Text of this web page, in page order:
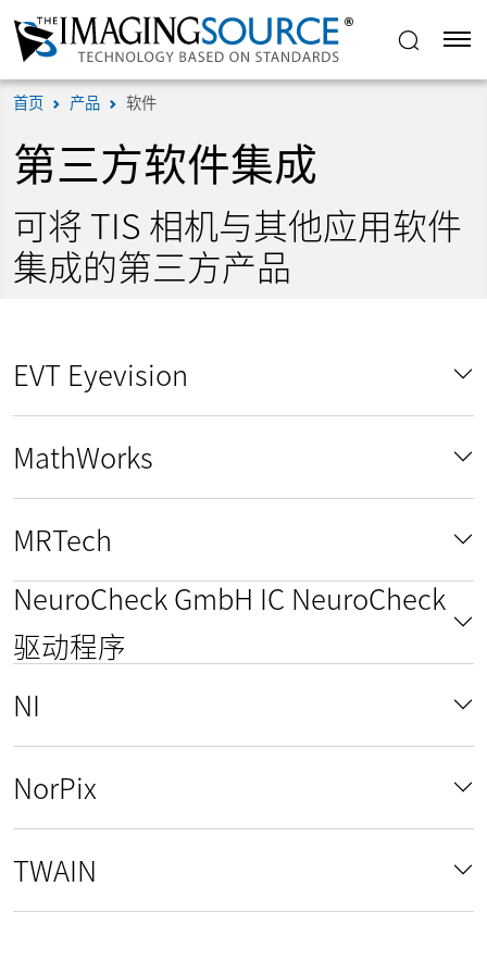
首页 产品 软件
第三方软件集成
可将 TIS 相机与其他应用软件
集成的第三方产品
EVT Eyevision
MathWorks
MRTech
NeuroCheck GmbH IC NeuroCheck
驱动程序
NI
NorPix
TWAIN